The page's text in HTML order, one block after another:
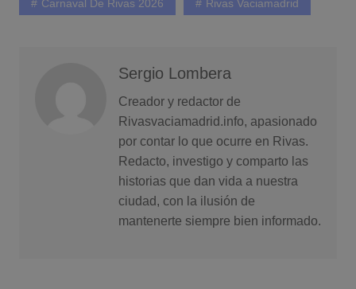
Carnaval De Rivas 2026 Rivas Vaciamadrid
Sergio Lombera
Creador y redactor de
Rivasvaciamadrid.info, apasionado
por contar lo que ocurre en Rivas.
Redacto, investigo y comparto las
historias que dan vida a nuestra
ciudad, con la ilusión de
mantenerte siempre bien informado.